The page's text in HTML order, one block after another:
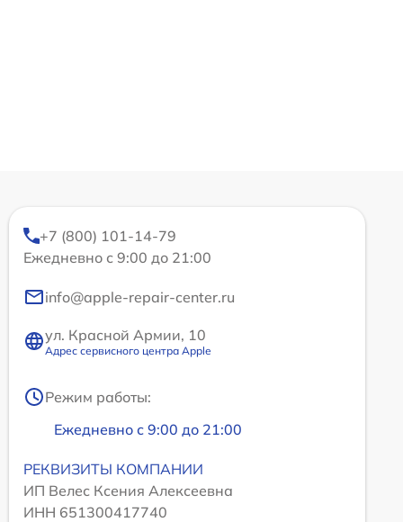
+7 (800) 101-14-79
Ежедневно с 9:00 до 21:00
info@apple-repair-center.ru
ул. Красной Армии, 10
Адрес сервисного центра Apple
Режим работы:
Ежедневно с 9:00 до 21:00
РЕКВИЗИТЫ КОМПАНИИ
ИП Велес Ксения Алексеевна
ИНН 651300417740